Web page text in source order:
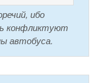
ибо
конфликтуют
автобуса.